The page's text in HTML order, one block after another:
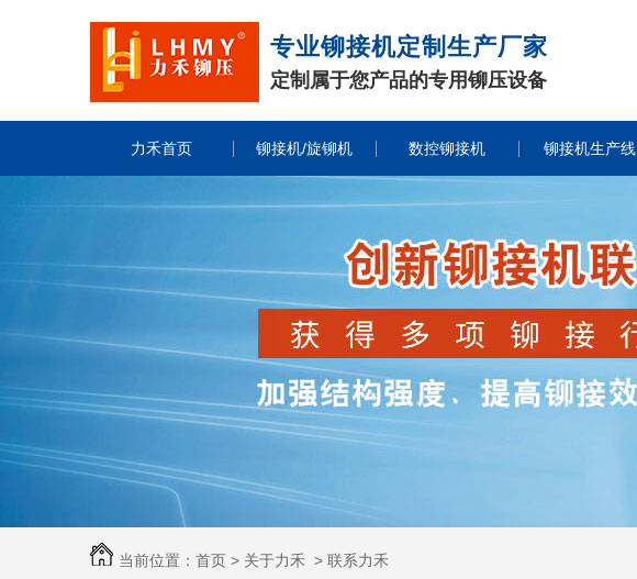
专业铆接机定制生产厂家
定制属于您产品的专用铆压设备
力禾首页 铆接机/旋铆机 数控铆接机 铆接机生产线
当前位置： 首页 > 关于力禾 > 联系力禾